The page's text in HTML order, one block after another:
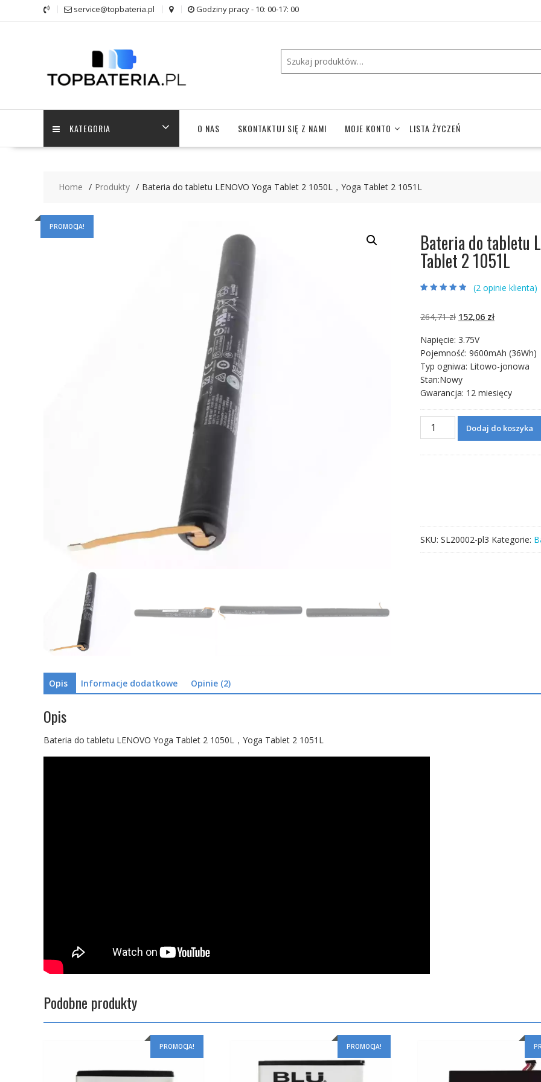
service@topbateria.pl Godziny pracy - 10: 00-17: 00
KATEGORIA O NAS SKONTAKTUJ SIĘ Z NAMI MOJE KONTO LISTA ŻYCZEŃ
Home Produkty Bateria do tabletu LENOVO Yoga Tablet 2 1050L，Yoga Tablet 2 1051L
PROMOCJA!
Bateria do tabletu
Tablet 2 1051L
ocen klientów
(2 opinie klienta)
264,71zł Pierwotna
wynosiła:
264,71 zł.
152,06 złAktualna
152,06 zł.
Napięcie: 3.75V
Pojemność: 9600mAh (36Wh)
Typ ogniwa: Litowo-jonowa
Stan:Nowy
Gwarancja: 12 miesięcy
ilość
Bateria
1050L，
Yoga
Tablet
Dodaj do koszyka
SKU: SL20002-pl3 Kategorie:
Opis Informacje dodatkowe Opinie (2)
Opis
Bateria do tabletu LENOVO Yoga Tablet 2 1050L，Yoga Tablet 2 1051L
Podobne produkty
PROMOCJA! PROMOCJA!